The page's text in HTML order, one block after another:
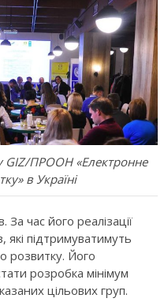
GIZ/ПРООН «Електронне
в Україні
За час його реалізації
які підтримуватимуть
розвитку. Його
розробка мінімум
цільових груп.